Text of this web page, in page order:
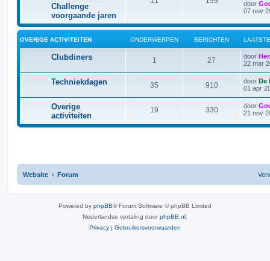
Challenge
voorgaande jaren
door
07 nov
OVERIGE ACTIVITEITEN ONDERWERPEN BERICHTEN
Clubdiners 1 27 door
22 mar
Techniekdagen 35 910 door De
01 apr
Overige
activiteiten
19 330 door
21 nov
Website Forum
Powered by phpBB® Forum Software © phpBB Limited
Nederlandse vertaling doorphpBB.nl
Privacy | Gebruikersvoorwaarden